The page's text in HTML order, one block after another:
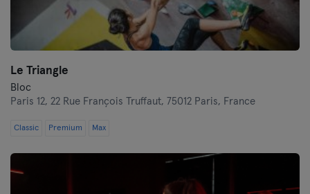
Le Triangle
Bloc
Paris 12, 22 Rue François Truffaut, 75012 Paris, France
Classic Premium Max